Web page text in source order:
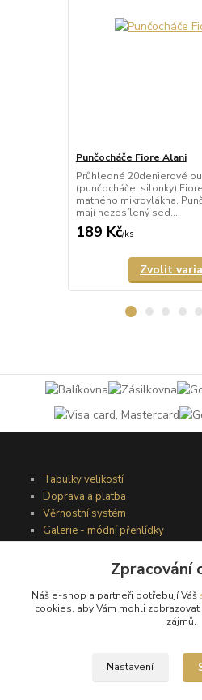
Punčocháče Fiore Alani
Průhledné 20denierové
(punčocháče, silonky)
matného mikrovlákna.
mají nezesílený sed...
189 Kč/ks
Zvolit
Tabulky velikostí
Doprava a platba
Věrnostní systém
Galerie - módní přehlídky
Obchodní podmínky
Zpracování
Náš e-shop a partneři potřebují Váš
cookies, aby Vám mohli
zájmů.
Nastavení